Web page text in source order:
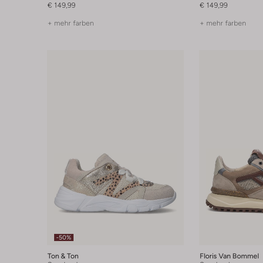
€ 149,99
+ mehr farben
€ 149,99
+ mehr farben
-50%
Ton & Ton
Floris Van Bommel